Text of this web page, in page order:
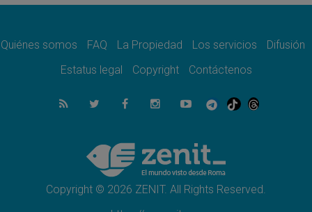
06.08.2026
06.08.2026
«Hoy nos sentimos Iglesia»
Líbano: Reanudan los coloquios en Roma en
medio de tensiones y ataques en el sur del
Hiroshima y Nagasaki, 81 años después.
Comienzan "Diez Días Oración por la Paz"
Quiénes somos FAQ La Propiedad Los servicios
Difusión
Estatus legal
Copyright Contáctenos
Copyright © 2026 ZENIT. All Rights Reserved.